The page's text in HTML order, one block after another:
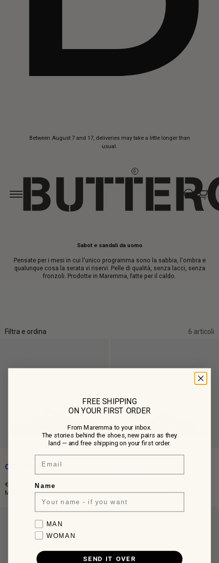
Between August 7 and 17, deliveries may take a little longer than
usual.
0
Sabot e sandali da uomo
Pensate per i mesi in cui l'unico programma sono la sabbia, l'ombra e
qualunque cosa la serata vi riservi. Pelle di qualità, senza lacci, senza
fronzoli. Prodotte in Maremma, fatte per il caldo.
Filtra e ordina 6 articoli
CORTONA
€350,00
Prezzo
Mules in camoscio marrone mocca
Prezzo
intero
Sandali Slingback in Pelle
FREE SHIPPING
ON YOUR FIRST ORDER
From Maremma to your inbox.
The stories behind the shoes, new pairs as they
land — and free shipping on your first order.
Email
Name
Favorite collection
MAN
WOMAN
SEND IT OVER